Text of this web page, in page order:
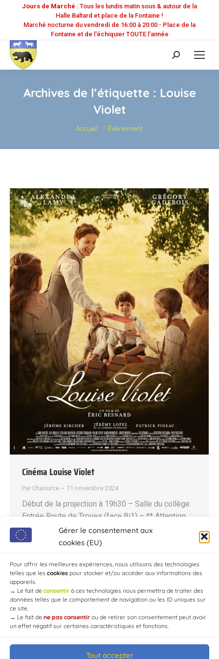
Gérer le consentement aux
cookies (EU)
Pour offrir les meilleures expériences, nous utilisons des technologies
telles que les cookies pour stocker et/ou accéder aux informations des
appareils.
→ Le fait de consentir à ces technologies nous permettra de traiter des
données telles que le comportement de navigation ou les ID uniques sur
ce site.
→ Le fait de ne pas consentir ou de retirer son consentement peut avoir
un effet négatif sur certaines caractéristiques et fonctions.
Tout accepter
Jours de Marché : Tous les lundis matin sous & autour de la
Halle Baltard et place de la Fontaine !
Marché nocturne du vendredi de 16:00 à 20:00 - Place de la
Fontaine et de l'échiquier TOUTE l'année
Recherche
:
Archives de l’étiquette : Louise
Violet
Vous êtes ici :
Accueil Événement
Cinéma Louise Violet
Par Chaource 11 novembre 2024
Début de la projection à 19h30 – Salle du collège.
Entrée Route de Troyes (face Bi1) – ** Attention :
Fermeture des portes à 19h40 Contact : 03 25 40
15 89 Tarif Enfant = 4,00 € -Adulte = 7,00 € -
Envoyée dans un village de…